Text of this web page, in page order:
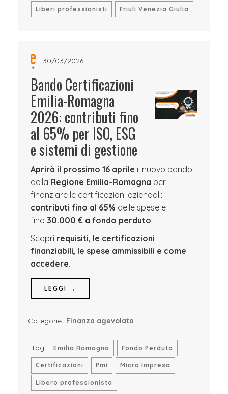
Liberi professionisti Friuli Venezia Giulia
30/03/2026
Bando Certificazioni
Emilia-Romagna
2026: contributi fino
al 65% per ISO, ESG
e sistemi di gestione
Aprirà il prossimo 16 aprile il nuovo bando
della Regione Emilia-Romagna per
finanziare le certificazioni aziendali:
contributi fino al 65% delle spese e
fino 30.000 € a fondo perduto.
Scopri requisiti, le certificazioni
finanziabili, le spese ammissibili e come
accedere.
LEGGI →
Categorie: Finanza agevolata
Tag: Emilia Romagna Fondo Perduto
Certificazioni Pmi Micro Impresa
Libero professionista